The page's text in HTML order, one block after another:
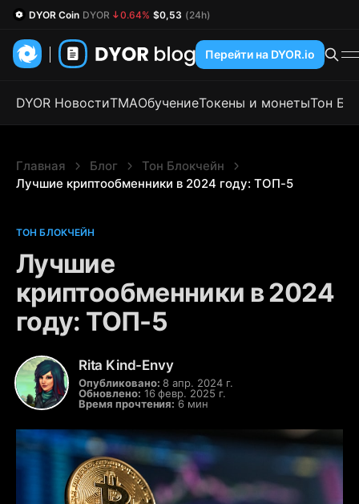
DYOR Coin DYOR 0.64% $0,53 (24h)
Перейти на DYOR.io
DYOR НовостиTMAОбучениеТокены и монетыТон
Главная Блог
Тон Блокчейн
Лучшие криптообменники в 2024 году: ТОП-5
ТОН БЛОКЧЕЙН
Лучшие
криптообменники в 2024
году: ТОП-5
Rita Kind-Envy
Опубликовано: 8 апр. 2024 г.
Обновлено: 16 февр. 2025 г.
Время прочтения: 6 мин